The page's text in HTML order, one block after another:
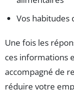
Vos habitudes
Une fois les
ces informations
accompagné de
réduire votre